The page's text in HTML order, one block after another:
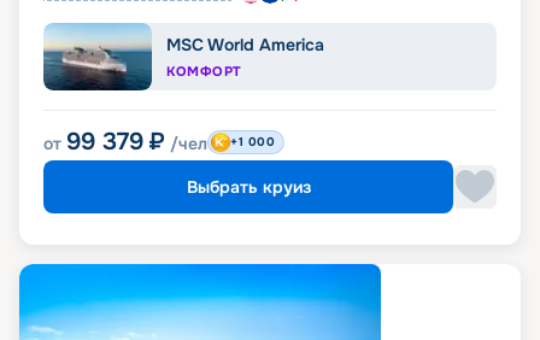
MSC World America
КОМФОРТ
от 99 379 ₽ /чел +1 000
Выбрать круиз